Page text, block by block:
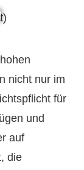
nicht nur im
für
und
auf
die